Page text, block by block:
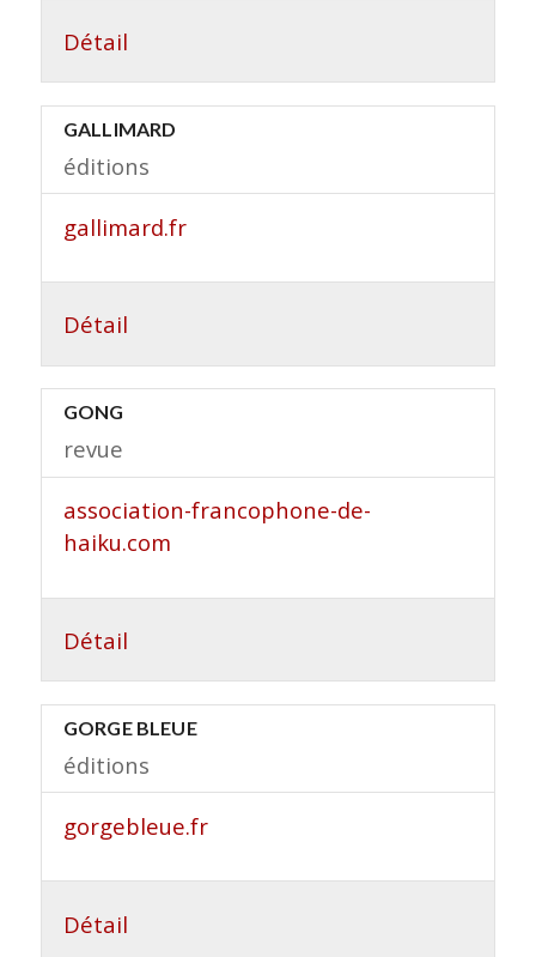
Détail
GALLIMARD
éditions
gallimard.fr
Détail
GONG
revue
association-francophone-de-
haiku.com
Détail
GORGE BLEUE
éditions
gorgebleue.fr
Détail